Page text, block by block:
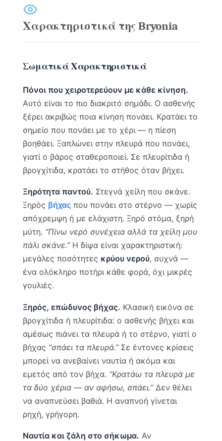
Χαρακτηριστικά της Bryonia
Σωματικά Χαρακτηριστικά
Πόνοι που χειροτερεύουν με κάθε κίνηση.
Αυτό είναι το πιο διακριτό σημάδι. Ο ασθενής
ξέρει ακριβώς ποια κίνηση πονάει. Κρατάει το
σημείο που πονάει με το χέρι — η πίεση
βοηθάει. Ξαπλώνει στην πλευρά που πονάει,
γιατί ο βάρος σταθεροποιεί. Σε πλευρίτιδα ή
βρογχίτιδα, κρατάει το στήθος όταν βήχει.
Ξηρότητα παντού. Στεγνά χείλη που σκάνε.
Ξηρός βήχας που πονάει στο στέρνο — χωρίς
απόχρεμψη ή με ελάχιστη. Ξηρό στόμα, ξηρή
μύτη. “Πίνω νερό συνέχεια αλλά τα χείλη μου
πάλι σκάνε.”Η δίψα είναι χαρακτηριστική:
μεγάλες ποσότητες κρύου νερού, συχνά —
ένα ολόκληρο ποτήρι κάθε φορά, όχι μικρές
γουλιές.
Ξηρός, επώδυνος βήχας. Κλασική εικόνα σε
βρογχίτιδα ή πλευρίτιδα: ο ασθενής βήχει και
αμέσως πιάνει τα πλευρά ή το στέρνο, γιατί ο
βήχας “σπάει τα πλευρά.”Σε έντονες κρίσεις
μπορεί να ανεβαίνει ναυτία ή ακόμα και
εμετός από τον βήχα. “Κρατάω τα πλευρά με
τα δύο χέρια — αν αφήσω, σπάει.”Δεν θέλει
να αναπνεύσει βαθιά. Η αναπνοή γίνεται
ρηχή, γρήγορη.
Ναυτία και ζάλη στο σήκωμα. Αν